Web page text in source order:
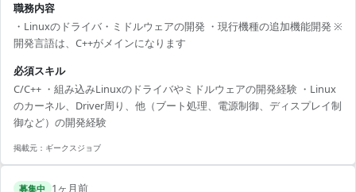
職務内容
・Linuxのドライバ・ミドルウェアの開発 ・現行機種の追加機能開発 ※
開発言語は、C++がメインになります
必須スキル
C/C++ ・組み込みLinuxのドライバやミドルウェアの開発経験 ・Linux
のカーネル、Driver周り、他（ブート処理、電源制御、ディスプレイ制
御など）の開発経験
掲載元： ギークスジョブ
募集中 1ヶ月前